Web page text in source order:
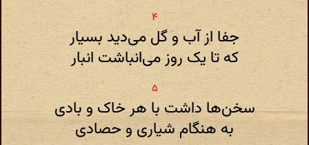
جفا از آب و گل می‌دید بسیار
که تا یک روز می‌انباشت انبار
سخن‌ها داشت با هر خاک و بادی
به هنگام شیاری و حصادی